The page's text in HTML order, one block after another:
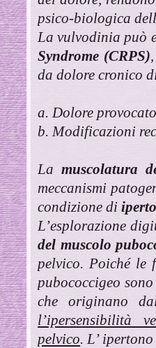
psico-biologica
La vulvodinia può
Syndrome (CRPS)
da dolore cronico
a. Dolore
b. Modificazioni
Lamuscolatura
meccanismi
condizione di
L’esplorazione
del muscolo
pelvico. Poiché le
pubococcigeo sono
che originano
l’ipersensibilità
pelvico. L’